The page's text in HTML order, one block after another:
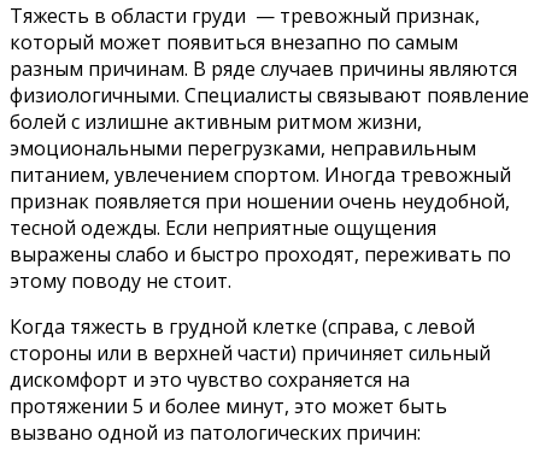
Тяжесть в области груди — тревожный признак,
который может появиться внезапно по самым
разным причинам. В ряде случаев причины являются
физиологичными. Специалисты связывают появление
болей с излишне активным ритмом жизни,
эмоциональными перегрузками, неправильным
питанием, увлечением спортом. Иногда тревожный
признак появляется при ношении очень неудобной,
тесной одежды. Если неприятные ощущения
выражены слабо и быстро проходят, переживать по
этому поводу не стоит.
Когда тяжесть в грудной клетке (справа, с левой
стороны или в верхней части) причиняет сильный
дискомфорт и это чувство сохраняется на
протяжении 5 и более минут, это может быть
вызвано одной из патологических причин: